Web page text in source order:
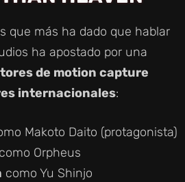
que más ha dado que hablar
ha apostado por una
de motion capture
internacionales:
Makoto Daito (protagonista)
como Orpheus
como Yu Shinjo